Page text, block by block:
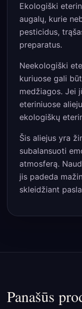
Ekologiški
augalų, kurie
pesticidus,
preparatus.
Neekologiški
kuriuose gali
medžiagos. Jei
eteriniuose
ekologiškų
Šis aliejus yra
subalansuoti
atmosferą.
jis padeda
skleidžiant
Panašūs